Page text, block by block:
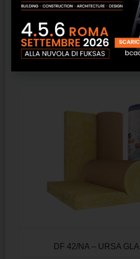
DF 42 – URSA
DF 42/NA – URSA